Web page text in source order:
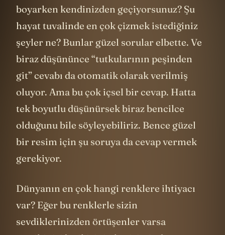
boyarken kendinizden geçiyorsunuz? Şu
hayat tuvalinde en çok çizmek istediğiniz
şeyler ne? Bunlar güzel sorular elbette. Ve
biraz düşününce “tutkularının peşinden
git” cevabı da otomatik olarak verilmiş
oluyor. Ama bu çok içsel bir cevap. Hatta
tek boyutlu düşünürsek biraz bencilce
olduğunu bile söyleyebiliriz. Bence güzel
bir resim için şu soruya da cevap vermek
gerekiyor.
Dünyanın en çok hangi renklere ihtiyacı
var? Eğer bu renklerle sizin
sevdiklerinizden örtüşenler varsa